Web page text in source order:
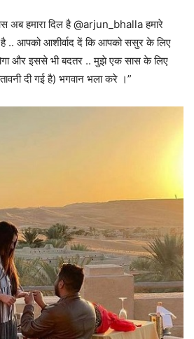
अब हमारा दिल है @arjun_bhalla हमारे
है .. आपको आशीर्वाद दें कि आपको ससुर के लिए
और इससे भी बदतर .. मुझे एक सास के लिए
दी गई है) भगवान भला करे ।”